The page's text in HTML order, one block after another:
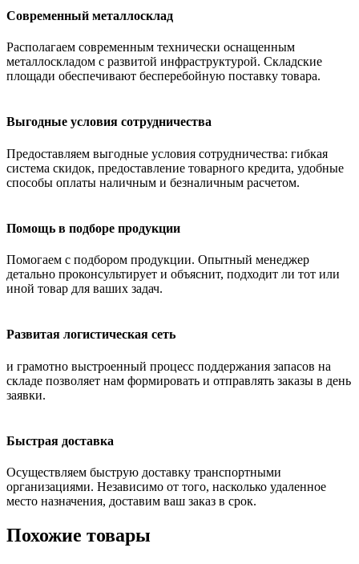
Современный металлосклад
Располагаем современным технически оснащенным
металлоскладом с развитой инфраструктурой. Складские
площади обеспечивают бесперебойную поставку товара.
Выгодные условия сотрудничества
Предоставляем выгодные условия сотрудничества: гибкая
система скидок, предоставление товарного кредита, удобные
способы оплаты наличным и безналичным расчетом.
Помощь в подборе продукции
Помогаем с подбором продукции. Опытный менеджер
детально проконсультирует и объяснит, подходит ли тот или
иной товар для ваших задач.
Развитая логистическая сеть
и грамотно выстроенный процесс поддержания запасов на
складе позволяет нам формировать и отправлять заказы в день
заявки.
Быстрая доставка
Осуществляем быструю доставку транспортными
организациями. Независимо от того, насколько удаленное
место назначения, доставим ваш заказ в срок.
Похожие товары